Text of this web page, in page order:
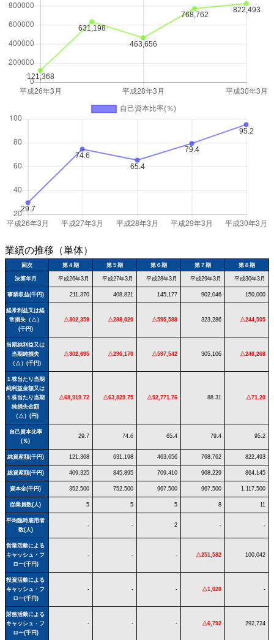
業績の推移（単体）
回次 第４期 第５期 第６期 第７期 第８期
決算年月 平成26年3月 平成27年3月 平成28年3月 平成29年3月 平成30年3月
事業収益(千円) 211,370 408,821 145,177 902,046 150,000
経常利益又は経
常損失（△）
(千円)
△302,359 △288,020 △595,588 323,286 △244,505
当期純利益又は
当期純損失
（△）(千円)
△302,695 △290,170 △597,542 305,106 △246,268
１株当たり当期
純利益金額又は
１株当たり当期
純損失金額
（△）(円)
△68,919.72 △63,829.75 △92,771.76 88.31 △71.20
自己資本比率
(％)
29.7 74.6 65.4 79.4 95.2
純資産額(千円) 121,368 631,198 463,656 768,762 822,493
総資産額(千円) 409,325 845,895 709,410 968,229 864,145
資本金(千円) 352,500 752,500 967,500 967,500 1,117,500
従業員数(人) 5 5 5 8 11
平均臨時雇用者
数(人)
- - 2 - -
営業活動による
キャッシュ・フ
ロー(千円)
- - - △251,582 100,042
投資活動による
キャッシュ・フ
ロー(千円)
- - - △1,020 -
財務活動による
キャッシュ・フ
ロー(千円)
- - - △6,792 292,724